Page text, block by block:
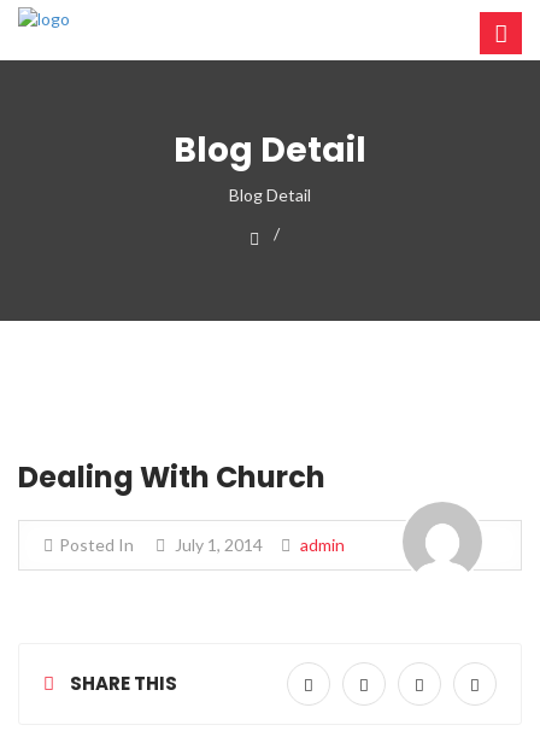
Blog Detail
Blog Detail
Dealing With Church
Posted In July 1, 2014 admin
SHARE THIS